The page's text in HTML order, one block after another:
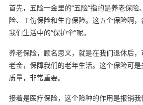
首先，五险一金里的“五险”指的是养老保险
险、工伤保险和生育保险。这五个保险啊
我们生活中的“保护伞”呢。
养老保险，顾名思义，就是在我们退休后
老金，保障我们的老年生活。这个保险可
质量，非常重要。
接着是医疗保险，这个险种的作用是报销